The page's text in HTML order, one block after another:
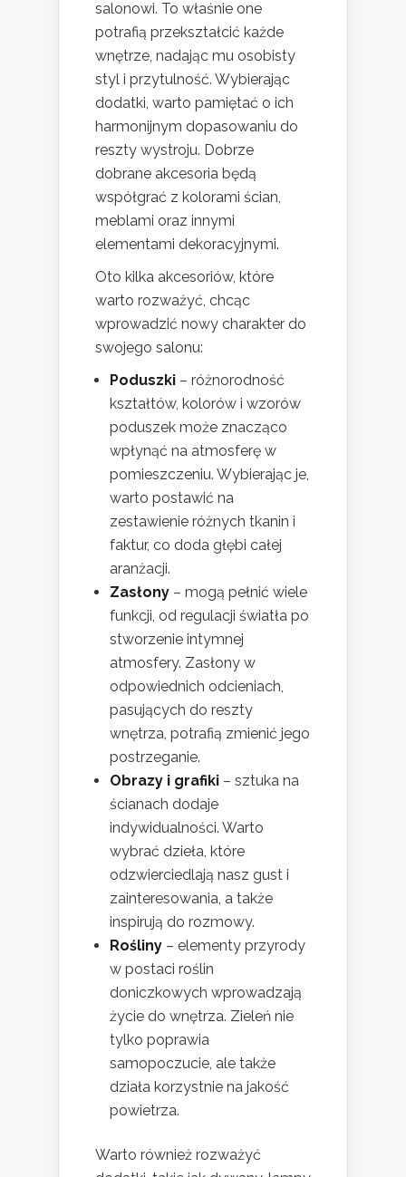
salonowi. To właśnie one
potrafią przekształcić każde
wnętrze, nadając mu osobisty
styl i przytulność. Wybierając
dodatki, warto pamiętać o ich
harmonijnym dopasowaniu do
reszty wystroju. Dobrze
dobrane akcesoria będą
współgrać z kolorami ścian,
meblami oraz innymi
elementami dekoracyjnymi.
Oto kilka akcesoriów, które
warto rozważyć, chcąc
wprowadzić nowy charakter do
swojego salonu:
Poduszki – różnorodność
kształtów, kolorów i wzorów
poduszek może znacząco
wpłynąć na atmosferę w
pomieszczeniu. Wybierając je,
warto postawić na
zestawienie różnych tkanin i
faktur, co doda głębi całej
aranżacji.
Zasłony – mogą pełnić wiele
funkcji, od regulacji światła po
stworzenie intymnej
atmosfery. Zasłony w
odpowiednich odcieniach,
pasujących do reszty
wnętrza, potrafią zmienić jego
postrzeganie.
Obrazy i grafiki – sztuka na
ścianach dodaje
indywidualności. Warto
wybrać dzieła, które
odzwierciedlają nasz gust i
zainteresowania, a także
inspirują do rozmowy.
Rośliny – elementy przyrody
w postaci roślin
doniczkowych wprowadzają
życie do wnętrza. Zieleń nie
tylko poprawia
samopoczucie, ale także
działa korzystnie na jakość
powietrza.
Warto również rozważyć